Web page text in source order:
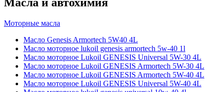
Моторные масла
Масло Genesis Armortech 5W40 4L
Масло моторное lukoil genesis armortech 5w-40 1l
Масло моторное Lukoil GENESIS Universal 5W-30 4L
Масло моторное Lukoil GENESIS Armortech 5W-30 4L
Масло моторное Lukoil GENESIS Armortech 5W-40 4L
Масло моторное Lukoil GENESIS Universal 5W-40 4L